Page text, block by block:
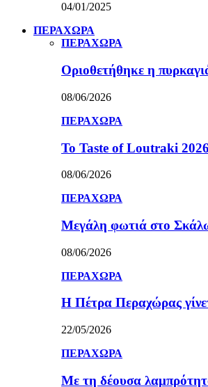
04/01/2025
ΠΕΡΑΧΩΡΑ
ΠΕΡΑΧΩΡΑ
Οριοθετήθηκε η
08/06/2026
ΠΕΡΑΧΩΡΑ
Το Taste of Loutraki 2026
08/06/2026
ΠΕΡΑΧΩΡΑ
Μεγάλη φωτιά στο
08/06/2026
ΠΕΡΑΧΩΡΑ
Η Πέτρα Περαχώρας
22/05/2026
ΠΕΡΑΧΩΡΑ
Με τη δέουσα